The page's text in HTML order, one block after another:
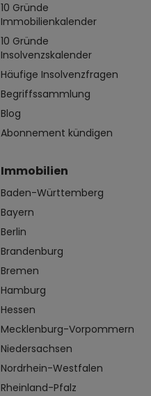
10 Gründe
Immobilienkalender
10 Gründe
Insolvenzskalender
Häufige Insolvenzfragen
Begriffssammlung
Blog
Abonnement kündigen
Immobilien
Baden-Württemberg
Bayern
Berlin
Brandenburg
Bremen
Hamburg
Hessen
Mecklenburg-Vorpommern
Niedersachsen
Nordrhein-Westfalen
Rheinland-Pfalz